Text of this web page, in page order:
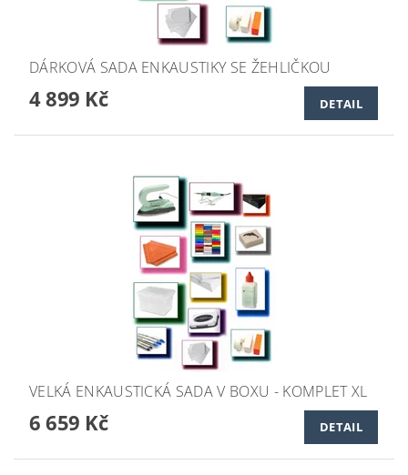
DÁRKOVÁ SADA ENKAUSTIKY SE ŽEHLIČKOU
4 899 Kč DETAIL
VELKÁ ENKAUSTICKÁ SADA V BOXU - KOMPLET XL
6 659 Kč DETAIL